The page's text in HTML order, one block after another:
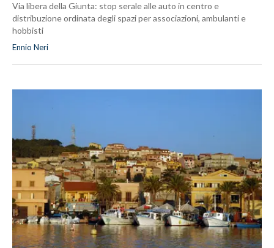
Via libera della Giunta: stop serale alle auto in centro e
distribuzione ordinata degli spazi per associazioni, ambulanti e
hobbisti
Ennio Neri